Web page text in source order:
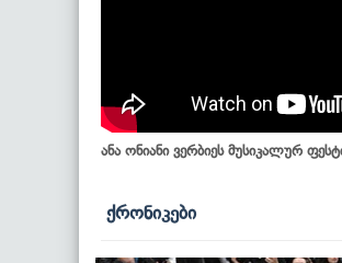
ანა ონიანი ვერბიეს მუსიკალურ
ქრონიკები